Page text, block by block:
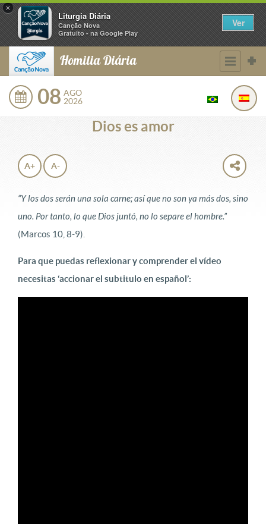
×
Liturgia Diária
Canção Nova
Gratuito - na Google Play
Ver
Homilia Diária
08 AGO
2026
Dios es amor
A+ A-
“Y los dos serán una sola carne; así que no son ya más dos, sino
uno. Por tanto, lo que Dios juntó, no lo separe el hombre.”
(Marcos 10, 8-9).
Para que puedas reflexionar y comprender el vídeo
necesitas ‘accionar el subtitulo en español’: